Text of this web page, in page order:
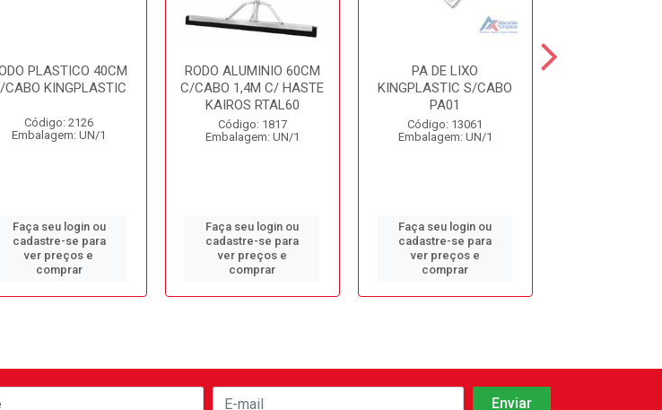
PLASTICO 40CM
CABO KINGPLASTIC
Código: 2126
Embalagem: UN/1
Faça seu login ou
cadastre-se para
ver preços e
comprar
RODO ALUMINIO 60CM
C/CABO 1,4M C/ HASTE
KAIROS RTAL60
Código: 1817
Embalagem: UN/1
Faça seu login ou
cadastre-se para
ver preços e
comprar
PA DE LIXO
KINGPLASTIC S/CABO
PA01
Código: 13061
Embalagem: UN/1
Faça seu login ou
cadastre-se para
ver preços e
comprar